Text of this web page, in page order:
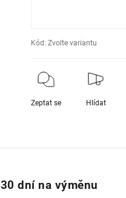
Kód: Zvolte variantu
Zeptat se Hlídat
30 dní na výměnu